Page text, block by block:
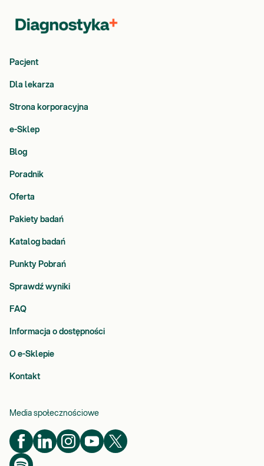
Pacjent
Dla lekarza
Strona korporacyjna
e-Sklep
Blog
Poradnik
Oferta
Pakiety badań
Katalog badań
Punkty Pobrań
Sprawdź wyniki
FAQ
Informacja o dostępności
O e-Sklepie
Kontakt
Media społecznościowe